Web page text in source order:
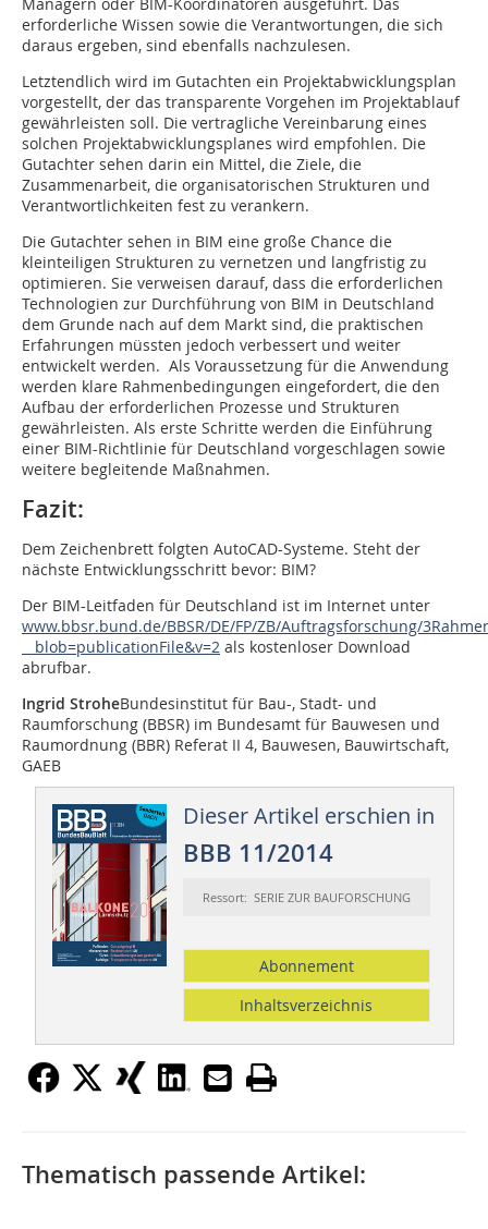
Managern oder BIM-Koordinatoren ausgeführt. Das
erforderliche Wissen sowie die Verantwortungen, die sich
daraus ergeben, sind ebenfalls nachzulesen.
Letztendlich wird im Gutachten ein Projektabwicklungsplan
vorgestellt, der das transparente Vorgehen im Projektablauf
gewährleisten soll. Die vertragliche Vereinbarung eines
solchen Projektabwicklungsplanes wird empfohlen. Die
Gutachter sehen darin ein Mittel, die Ziele, die
Zusammenarbeit, die organisatorischen Strukturen und
Verantwortlichkeiten fest zu verankern.
Die Gutachter sehen in BIM eine große Chance die
kleinteiligen Strukturen zu vernetzen und langfristig zu
optimieren. Sie verweisen darauf, dass die erforderlichen
Technologien zur Durchführung von BIM in Deutschland
dem Grunde nach auf dem Markt sind, die praktischen
Erfahrungen müssten jedoch verbessert und weiter
entwickelt werden. Als Voraussetzung für die Anwendung
werden klare Rahmenbedingungen eingefordert, die den
Aufbau der erforderlichen Prozesse und Strukturen
gewährleisten. Als erste Schritte werden die Einführung
einer BIM-Richtlinie für Deutschland vorgeschlagen sowie
weitere begleitende Maßnahmen.
Fazit:
Dem Zeichenbrett folgten AutoCAD-Systeme. Steht der
nächste Entwicklungsschritt bevor: BIM?
Der BIM-Leitfaden für Deutschland ist im Internet unter
www.bbsr.bund.de/BBSR/DE/FP/ZB/Auftragsforschung/
__blob=publicationFile&v=2 als kostenloser Download
abrufbar.
Ingrid StroheBundesinstitut für Bau-, Stadt- und
Raumforschung (BBSR) im Bundesamt für Bauwesen und
Raumordnung (BBR) Referat II 4, Bauwesen, Bauwirtschaft,
GAEB
Dieser Artikel erschien in
BBB 11/2014
Ressort: SERIE ZUR BAUFORSCHUNG
Abonnement
Inhaltsverzeichnis
Thematisch passende Artikel: